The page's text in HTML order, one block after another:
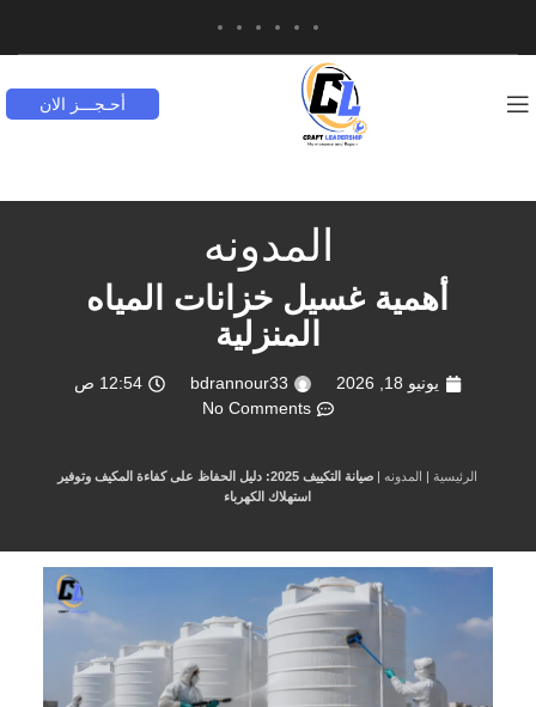
أحـجـــز الان
المدونه
أهمية غسيل خزانات المياه
المنزلية
يونيو 18, 2026 bdrannour33
12:54 ص
No Comments
الرئيسية| المدونه|
صيانة التكييف 2025: دليل الحفاظ على كفاءة المكيف وتوفير
استهلاك الكهرباء